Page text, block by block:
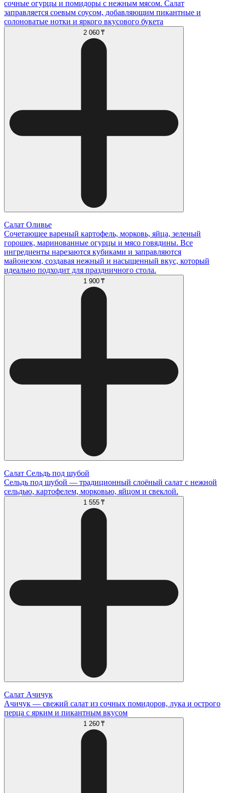
сочные огурцы и помидоры с нежным мясом. Салат
заправляется соевым соусом, добавляющим пикантные и
солоноватые нотки и яркого вкусового букета
2 060 ₸
Салат Оливье
Сочетающее вареный картофель, морковь, яйца, зеленый
горошек, маринованные огурцы и мясо говядины. Все
ингредиенты нарезаются кубиками и заправляются
майонезом, создавая нежный и насыщенный вкус, который
идеально подходит для праздничного стола.
1 900 ₸
Салат Сельдь под шубой
Сельдь под шубой — традиционный слоёный салат с нежной
сельдью, картофелем, морковью, яйцом и свеклой.
1 555 ₸
Салат Ачичук
Ачичук — свежий салат из сочных помидоров, лука и острого
перца с ярким и пикантным вкусом
1 260 ₸